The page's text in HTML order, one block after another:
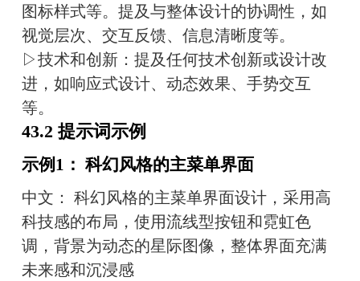
图标样式等。提及与整体设计的协调性，如
视觉层次、交互反馈、信息清晰度等。
▷技术和创新：提及任何技术创新或设计改
进，如响应式设计、动态效果、手势交互
等。
43.2 提示词示例
示例1： 科幻风格的主菜单界面
中文： 科幻风格的主菜单界面设计，采用高
科技感的布局，使用流线型按钮和霓虹色
调，背景为动态的星际图像，整体界面充满
未来感和沉浸感